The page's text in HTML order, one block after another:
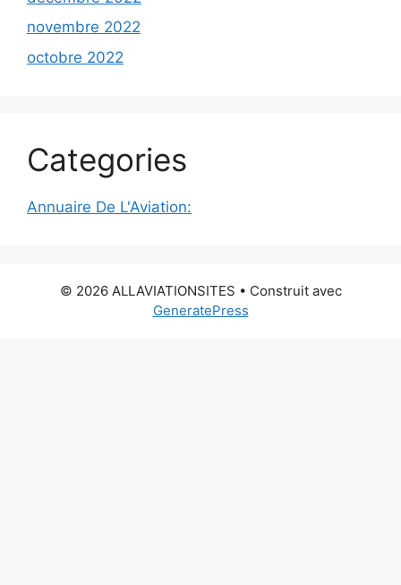
novembre 2022
octobre 2022
Categories
Annuaire De L'Aviation:
© 2026 ALLAVIATIONSITES • Construit avec
GeneratePress